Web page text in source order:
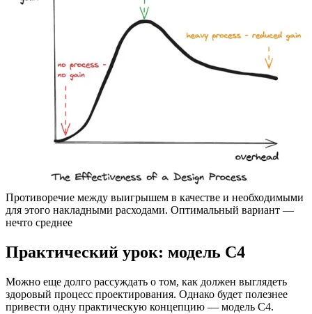
Противоречие между выигрышем в качестве и необходимыми
для этого накладными расходами. Оптимальный вариант —
нечто среднее
Практический урок: модель C4
Можно еще долго рассуждать о том, как должен выглядеть
здоровый процесс проектирования. Однако будет полезнее
привести одну практическую концепцию — модель C4.